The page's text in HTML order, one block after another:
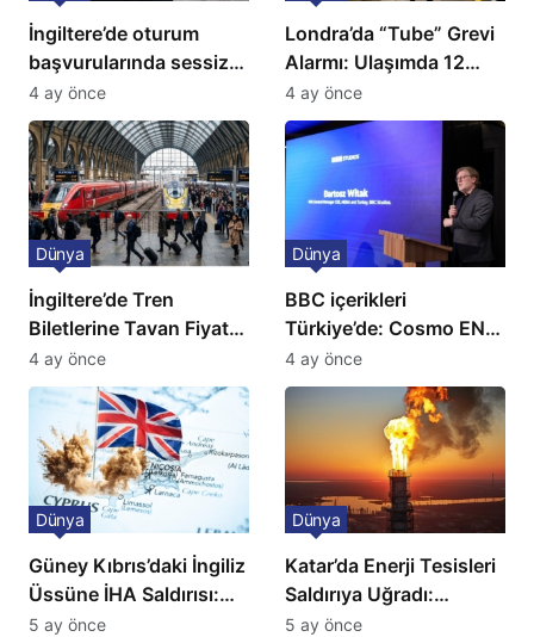
İngiltere’de oturum
başvurularında sessiz
kriz: Büyükelçilikten
açıklama!
4 ay önce
Londra’da “Tube” Grevi
Alarmı: Ulaşımda 12
Günlük Kaos Kapıda
4 ay önce
İngiltere’de Tren
Biletlerine Tavan Fiyat:
Ulaşımda Yeni
Düzenleme
Dünya
4 ay önce
BBC içerikleri
Türkiye’de: Cosmo EN
ve BBC Player yayında
Dünya
4 ay önce
Güney Kıbrıs’daki İngiliz
Üssüne İHA Saldırısı:
Patlama, Sirenler ve
Dünya
5 ay önce
Katar’da Enerji Tesisleri
Saldırıya Uğradı:
Avrupa’da Doğalgaz
Dünya
5 ay önce